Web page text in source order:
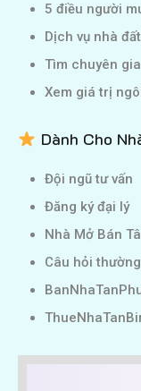
5 điều người
Dịch vụ nhà đất
Tìm chuyên
Xem giá trị
Dành Cho
Đội ngũ tư vấn
Đăng ký đại lý
Nhà Mở Bán
Câu hỏi